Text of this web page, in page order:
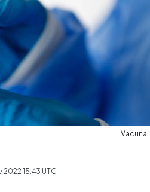
Vacuna
2022 15:43 UTC